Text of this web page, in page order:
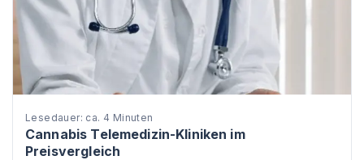
Lesedauer: ca. 4 Minuten
Cannabis Telemedizin-Kliniken im
Preisvergleich